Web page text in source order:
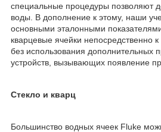
специальные процедуры позволяют
воды. В дополнение к этому, наши
основными эталонными
кварцевые ячейки непосредственно к
без использования дополнительных
устройств, вызывающих появление
Стекло и кварц
Большинство водных ячеек Fluke